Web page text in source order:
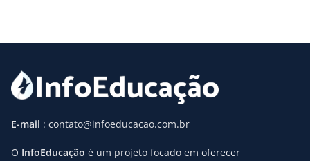
E-mail : contato@infoeducacao.com.br
O InfoEducação é um projeto focado em oferecer